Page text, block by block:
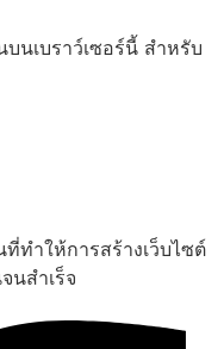
นเบราว์เซอร์นี้ สำหรับ
ทำให้การสร้างเว็บไซต์
นสำเร็จ